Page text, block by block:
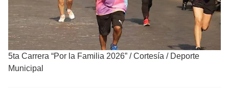
5ta Carrera “Por la Familia 2026” /Cortesía / Deporte
Municipal